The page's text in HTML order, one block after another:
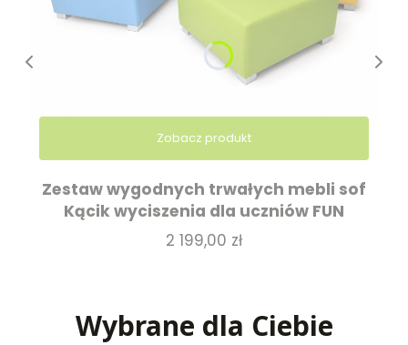
Zobacz produkt
Zestaw wygodnych trwałych mebli sof
Kącik wyciszenia dla uczniów FUN
Cena
2 199,00 zł
Wybrane dla Ciebie